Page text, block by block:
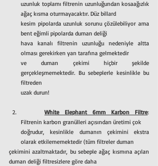
uzunluk toplamı filtrenin uzunluğundan kosaağızlık
ağaç kısma oturmayacaktır. Düz billard
kesim pipolarda uzunluk sorunu çözülebiliyor ama
bent eğimli pipolarda duman deliği
hava kanalı filtrenin uzunluğu nedeniyle altta
olması gerekirken yan tarafına gelmektedir
ve duman çekimi hiçbir şekilde
gerçekleşmemektedir. Bu sebeplerle kesinlikle bu
filtreden
uzak durun!
White Elephant 6mm Karbon Filtre:
Filtrenin karbon granülleri açısından üretimi çok
doğrudur, kesinlikle dumanın çekimini ekstra
olarak etkilememektedir (tüm filtreler duman
çekimini azaltmaktadır, bu sebeple ağaç kısmına açılan
duman deliği filtresizlere göre daha